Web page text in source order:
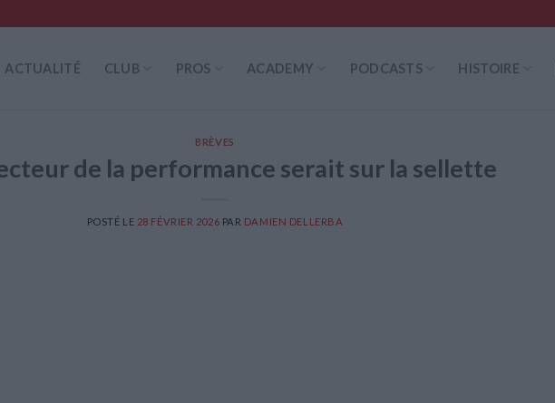
ACTUALITÉ CLUB PROS ACADEMY PODCASTS HISTOIRE
BRÈVES
de la performance serait sur la sellette
POSTÉ LE 28 FÉVRIER 2026 PAR DAMIEN DELLERBA